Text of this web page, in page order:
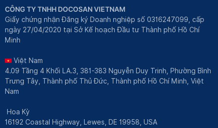
CÔNG TY TNHH DOCOSAN VIETNAM
Giấy chứng nhận Đăng ký Doanh nghiệp số 0316247099, cấp
ngày 27/04/2020 tại Sở Kế hoạch Đầu tư Thành phố Hồ Chí
Minh
Việt Nam
4.09 Tầng 4 Khối LA.3, 381-383 Nguyễn Duy Trinh, Phường Bình
Trưng Tây, Thành phố Thủ Đức, Thành phố Hồ Chí Minh, Việt
Nam
Hoa Kỳ
16192 Coastal Highway, Lewes, DE 19958, USA